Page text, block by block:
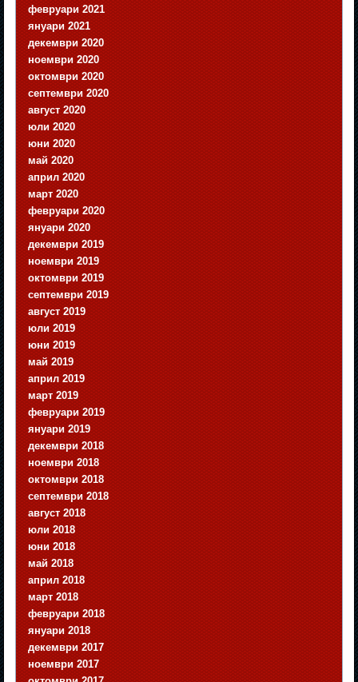
февруари 2021
януари 2021
декември 2020
ноември 2020
октомври 2020
септември 2020
август 2020
юли 2020
юни 2020
май 2020
април 2020
март 2020
февруари 2020
януари 2020
декември 2019
ноември 2019
октомври 2019
септември 2019
август 2019
юли 2019
юни 2019
май 2019
април 2019
март 2019
февруари 2019
януари 2019
декември 2018
ноември 2018
октомври 2018
септември 2018
август 2018
юли 2018
юни 2018
май 2018
април 2018
март 2018
февруари 2018
януари 2018
декември 2017
ноември 2017